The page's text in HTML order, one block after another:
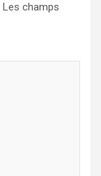
Les champs